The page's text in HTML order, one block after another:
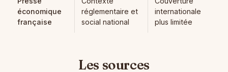
économique
française
réglementaire et
social national
internationale
plus limitée
Les sources